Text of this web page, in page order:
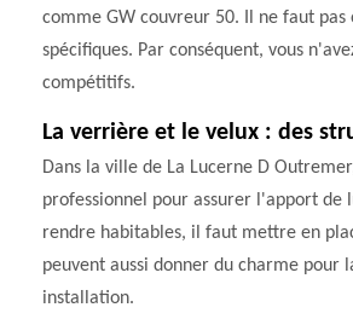
comme GW couvreur 50. Il ne faut
spécifiques. Par conséquent, vous
compétitifs.
La verrière et le velux : des
Dans la ville de La Lucerne D
professionnel pour assurer l'apport de
rendre habitables, il faut mettre en
peuvent aussi donner du charme pour
installation.